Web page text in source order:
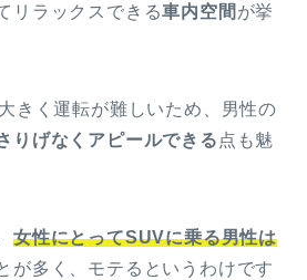
リラックスできる車内空間 が挙
きく運転が難しいため、男性の
りげなくアピールできる 点も魅
女性にとってSUVに乗る男性は
が多く、モテるというわけです